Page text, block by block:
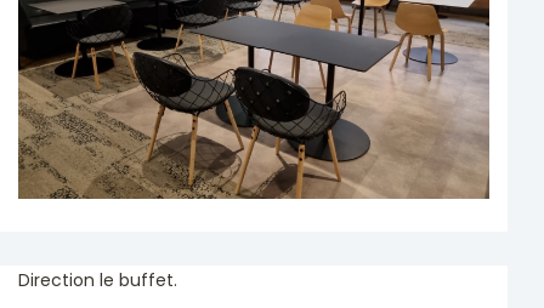
Direction le buffet.